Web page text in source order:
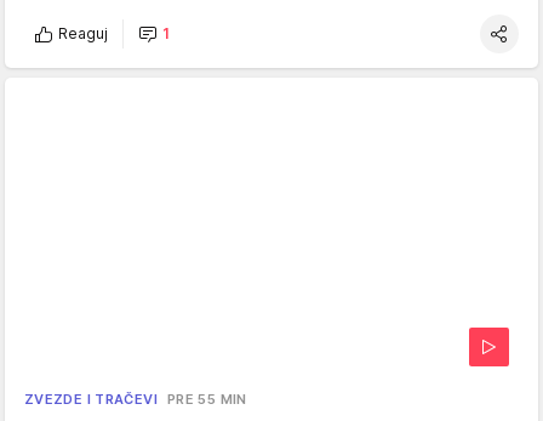
Reaguj 1
ZVEZDE I TRAČEVI PRE 55 MIN